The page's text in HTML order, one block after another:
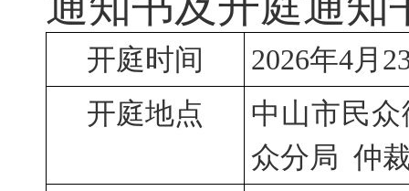
开庭时间
2026年4月
开庭地点
中山市民
众分局  仲